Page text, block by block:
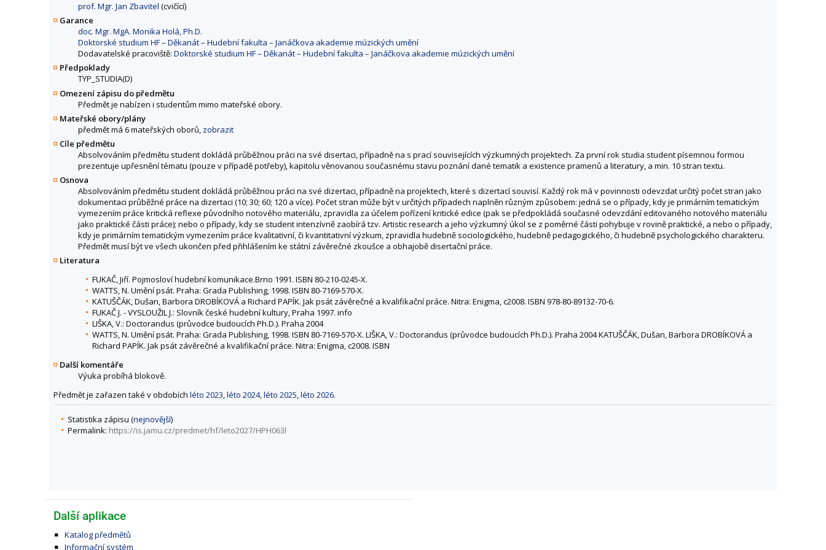
prof. Mgr. Jan Zbavitel (cvičící)
Garance
doc. Mgr. MgA. Monika Holá, Ph.D.
Doktorské studium HF – Děkanát – Hudební fakulta – Janáčkova akademie múzických umění
Dodavatelské pracoviště: Doktorské studium HF – Děkanát – Hudební fakulta – Janáčkova akademie múzických umění
Předpoklady
TYP_STUDIA(D)
Omezení zápisu do předmětu
Předmět je nabízen i studentům mimo mateřské obory.
Mateřské obory/plány
předmět má 6 mateřských oborů, zobrazit
Cíle předmětu
Absolvováním předmětu student dokládá průběžnou práci na své disertaci, případně na s prací souvisejících výzkumných projektech. Za první rok studia student písemnou formou
prezentuje upřesnění tématu (pouze v případě potřeby), kapitolu věnovanou současnému stavu poznání dané tematik a existence pramenů a literatury, a min. 10 stran textu.
Osnova
Absolvováním předmětu student dokládá průběžnou práci na své dizertaci, případně na projektech, které s dizertací souvisí. Každý rok má v povinnosti odevzdat určitý počet stran jako
dokumentaci průběžné práce na dizertaci (10; 30; 60; 120 a více). Počet stran může být v určitých případech naplněn různým způsobem: jedná se o případy, kdy je primárním tematickým
vymezením práce kritická reflexe původního notového materiálu, zpravidla za účelem pořízení kritické edice (pak se předpokládá současné odevzdání editovaného notového materiálu
jako praktické části práce); nebo o případy, kdy se student intenzívně zaobírá tzv. Artistic research a jeho výzkumný úkol se z poměrné části pohybuje v rovině praktické, a nebo o případy,
kdy je primárním tematickým vymezením práce kvalitativní, či kvantitativní výzkum, zpravidla hudebně sociologického, hudebně pedagogického, či hudebně psychologického charakteru.
Předmět musí být ve všech ukončen před přihlášením ke státní závěrečné zkoušce a obhajobě disertační práce.
Literatura
FUKAČ, Jiří. Pojmosloví hudební komunikace.Brno 1991. ISBN 80-210-0245-X.
WATTS, N. Umění psát. Praha: Grada Publishing, 1998. ISBN 80-7169-570-X.
KATUŠČÁK, Dušan, Barbora DROBÍKOVÁ a Richard PAPÍK. Jak psát závěrečné a kvalifikační práce. Nitra: Enigma, c2008. ISBN 978-80-89132-70-6.
FUKAČ J. - VYSLOUŽIL J.: Slovník české hudební kultury, Praha 1997. info
LIŠKA, V.: Doctorandus (průvodce budoucích Ph.D.). Praha 2004
WATTS, N. Umění psát. Praha: Grada Publishing, 1998. ISBN 80-7169-570-X. LIŠKA, V.: Doctorandus (průvodce budoucích Ph.D.). Praha 2004 KATUŠČÁK, Dušan, Barbora DROBÍKOVÁ a
Richard PAPÍK. Jak psát závěrečné a kvalifikační práce. Nitra: Enigma, c2008. ISBN
Další komentáře
Výuka probíhá blokově.
Předmět je zařazen také v obdobích léto 2023,léto 2024,léto 2025,léto 2026.
Statistika zápisu (nejnovější)
Permalink: https://is.jamu.cz/predmet/hf/leto2027/HPH063l
Další aplikace
Katalog předmětů
Informační systém